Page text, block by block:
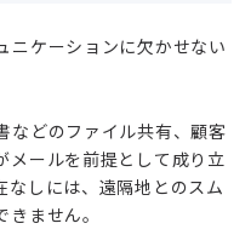
ニケーションに欠かせない
などのファイル共有、顧客
メールを前提として成り立
なしには、遠隔地とのスム
ません。